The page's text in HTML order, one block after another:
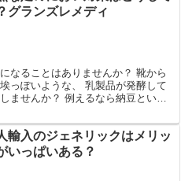
グランズレメディ
なることはありませんか？ 靴から
っぽいような、 乳製品が発酵して
ませんか？ 例えるなら納豆という
輸入のジェネリックはメリッ
いっぱいある？